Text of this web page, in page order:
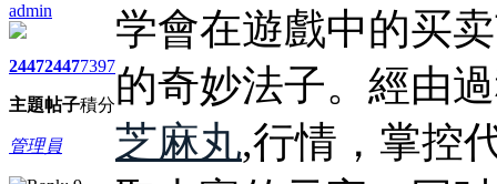
admin
2447
主題
2447
帖子
7397
積分
管理員
学會在遊戲中的买
的奇妙法子。經由
芝麻丸,行情，掌控